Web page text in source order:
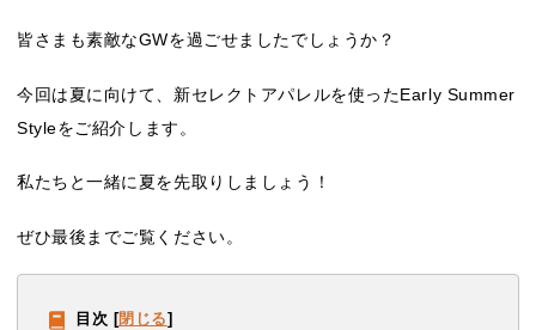
皆さまも素敵なGWを過ごせましたでしょうか？
今回は夏に向けて、新セレクトアパレルを使ったEarly Summer
Styleをご紹介します。
私たちと一緒に夏を先取りしましょう！
ぜひ最後までご覧ください。
目次 [閉じる]